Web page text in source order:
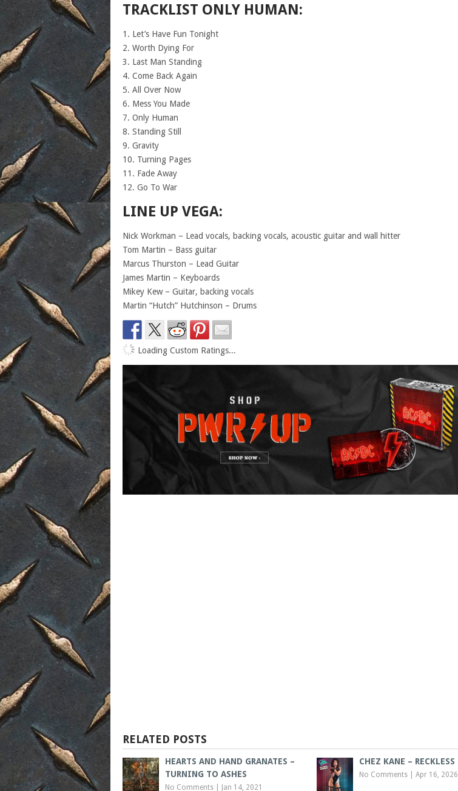
TRACKLIST ONLY HUMAN:
1. Let’s Have Fun Tonight
2. Worth Dying For
3. Last Man Standing
4. Come Back Again
5. All Over Now
6. Mess You Made
7. Only Human
8. Standing Still
9. Gravity
10. Turning Pages
11. Fade Away
12. Go To War
LINE UP VEGA:
Nick Workman – Lead vocals, backing vocals, acoustic guitar and wall hitter
Tom Martin – Bass guitar
Marcus Thurston – Lead Guitar
James Martin – Keyboards
Mikey Kew – Guitar, backing vocals
Martin “Hutch” Hutchinson – Drums
Loading Custom Ratings...
RELATED POSTS
HEARTS AND HAND GRANATES –
TURNING TO ASHES
No Comments Jan 14, 2021
CHEZ KANE – RECKLESS
No Comments |Apr 16, 2026